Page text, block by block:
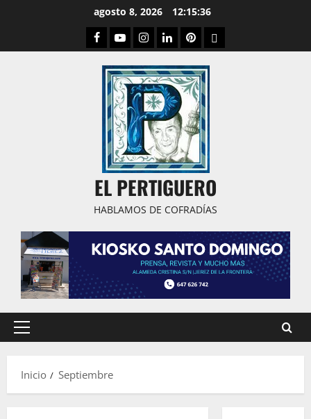
agosto 8, 2026 12:15:37
Facebook
YoutubeInstagram
LinkedPinterestDribbble
EL PERTIGUERO
HABLAMOS DE COFRADÍAS
Menú
Inicio
Septiembre